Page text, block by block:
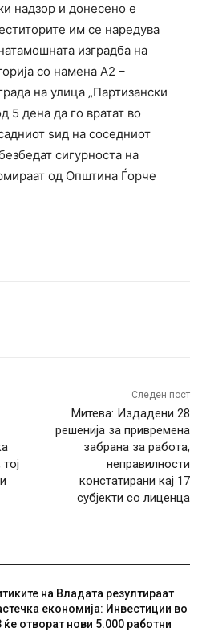
надзор и донесено е
им се наредува
изградба на
со намена А2 –
на улица „Партизански
5 дена да го вратат во
ѕид на соседниот
сигурноста на
од Општина Ѓорче
Следен пост
Митева: Издадени 28
решенија за привремена
забрана за работа,
неправилности
констатирани кај 17
субјекти со лиценца
на Владата резултираат
економија: Инвестиции во
отворат нови 5.000 работни